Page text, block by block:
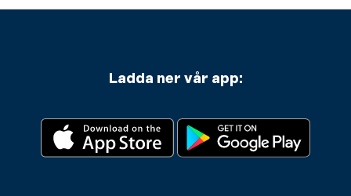
Ladda ner vår app: